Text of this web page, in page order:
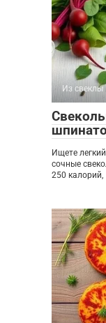
Из свеклы
Ищете
сочные
250 калорий,